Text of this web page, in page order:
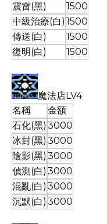
震雷(黑)
1500
中級治療(白) 1500
傳送(白)
1500
復明(白)
1500
魔法店LV4
名稱
金額
石化(黑) 3000
冰封(黑) 3000
陰影(黑) 3000
偵測(白) 3000
混亂(白) 3000
沉默(白) 3000